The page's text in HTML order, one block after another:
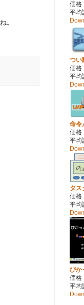
。
価格
平均
つい
価格
平均
命令
価格
平均
タス
価格
平均
ぴか
価格
平均